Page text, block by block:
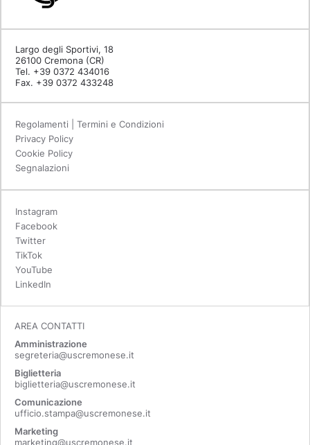
Largo degli Sportivi, 18
26100 Cremona (CR)
Tel. +39 0372 434016
Fax. +39 0372 433248
Regolamenti | Termini e Condizioni
Privacy Policy
Cookie Policy
Segnalazioni
Instagram
Facebook
Twitter
TikTok
YouTube
LinkedIn
AREA CONTATTI
Amministrazione
segreteria@uscremonese.it
Biglietteria
biglietteria@uscremonese.it
Comunicazione
ufficio.stampa@uscremonese.it
Marketing
marketing@uscremonese.it